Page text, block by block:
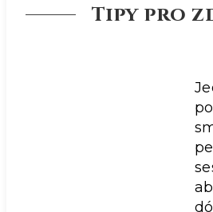
Tipy pro